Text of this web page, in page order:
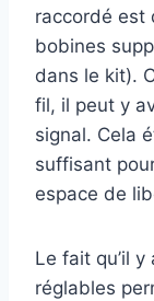
raccordé est
bobines
dans le kit).
fil, il peut y
signal. Cela
suffisant
espace de
Le fait qu’il
réglables